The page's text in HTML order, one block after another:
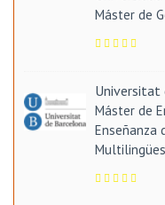
Máster de
Universitat
Máster de
Enseñanza